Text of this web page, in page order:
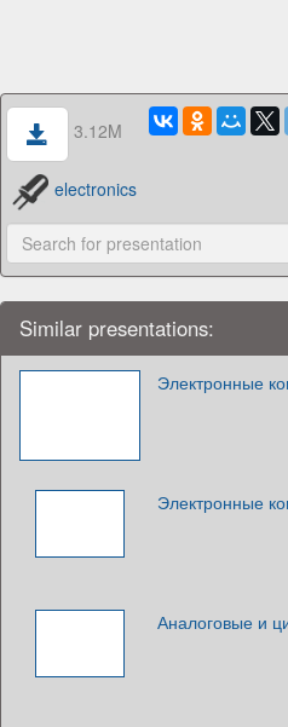
3.12M
electronics
Similar presentations:
Электронные
Электронные
Аналоговые и